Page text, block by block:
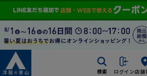
検索 ログイン店舗